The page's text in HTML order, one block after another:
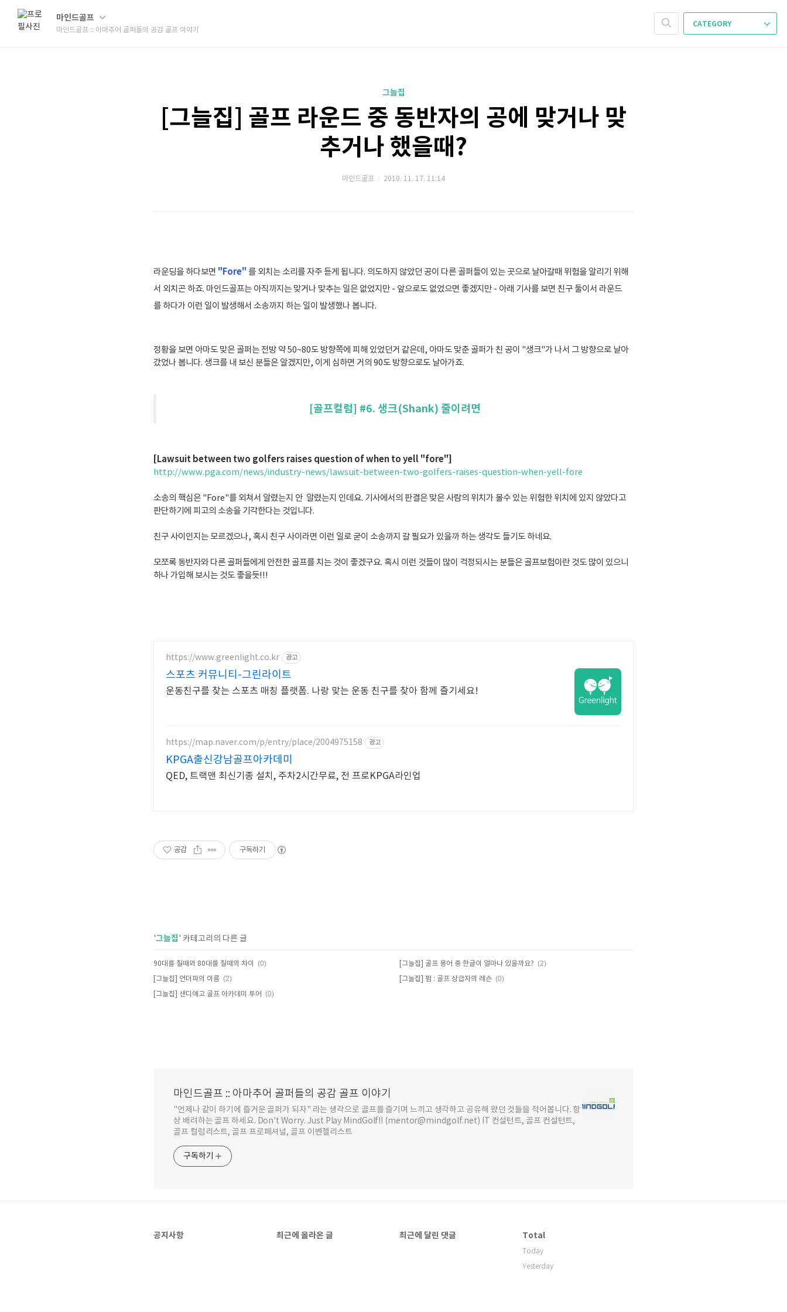
마인드골프
마인드골프 :: 아마추어 골퍼들의 공감 골프 이야기
CATEGORY
그늘집
[그늘집] 골프 라운드 중 동반자의 공에 맞거나 맞
추거나 했을때?
마인드골프 2010. 11. 17. 11:14
라운딩을 하다보면 "Fore" 를 외치는 소리를 자주 듣게 됩니다. 의도하지 않았던 공이 다른 골퍼들이 있는 곳으로 날아갈때 위험을 알리기 위해
서 외치곤 하죠. 마인드골프는 아직까지는 맞거나 맞추는 일은 없었지만 - 앞으로도 없었으면 좋겠지만 - 아래 기사를 보면 친구 둘이서 라운드
를 하다가 이런 일이 발생해서 소송까지 하는 일이 발생했나 봅니다.
정황을 보면 아마도 맞은 골퍼는 전방 약 50~80도 방향쪽에 피해 있었던거 같은데, 아마도 맞춘 골퍼가 친 공이 "생크"가 나서 그 방향으로 날아
갔었나 봅니다. 생크를 내 보신 분들은 알겠지만, 이게 심하면 거의 90도 방향으로도 날아가죠.
[골프컬럼] #6. 생크(Shank) 줄이려면
[Lawsuit between two golfers raises question of when to yell "fore"]
http://www.pga.com/news/industry-news/lawsuit-between-two-golfers-raises-question-when-yell-fore
소송의 핵심은 "Fore"를 외쳐서 알렸는지 안 알렸는지 인데요. 기사에서의 판결은 맞은 사람의 위치가 볼수 있는 위험한 위치에 있지 않았다고
판단하기에 피고의 소송을 기각한다는 것입니다.
친구 사이인지는 모르겠으나, 혹시 친구 사이라면 이런 일로 굳이 소송까지 갈 필요가 있을까 하는 생각도 들기도 하네요.
모쪼록 동반자와 다른 골퍼들에게 안전한 골프를 치는 것이 좋겠구요. 혹시 이런 것들이 많이 걱정되시는 분들은 골프보험이란 것도 많이 있으니
하나 가입해 보시는 것도 좋을듯!!!
https://www.greenlight.co.kr 광고
스포츠 커뮤니티-그린라이트
운동친구를 찾는 스포츠 매칭 플랫폼. 나랑 맞는 운동 친구를 찾아 함께 즐기세요!
https://map.naver.com/p/entry/place/2004975158 광고
KPGA출신강남골프아카데미
QED, 트랙맨 최신기종 설치, 주차2시간무료, 전 프로KPGA라인업
공감 구독하기
'그늘집' 카테고리의 다른 글
90대를 칠때와 80대를 칠때의 차이 (0) [그늘집] 골프 용어 중 한글이 얼마나 있을까요? (2)
[그늘집] 언더파의 이름 (2) [그늘집] 펌 : 골프 상급자의 레슨 (0)
[그늘집] 샌디에고 골프 아카데미 투어 (0)
마인드골프 :: 아마추어 골퍼들의 공감 골프 이야기
"언제나 같이 하기에 즐거운 골퍼가 되자" 라는 생각으로 골프를 즐기며 느끼고 생각하고 공유해 왔던 것들을 적어봅니다. 항
상 배려하는 골프 하세요. Don't Worry. Just Play MindGolf!! (mentor@mindgolf.net) IT 컨설턴트, 골프 컨설턴트,
골프 컬럼리스트, 골프 프로페셔널, 골프 이벤젤리스트
구독하기
공지사항 최근에 올라온 글 최근에 달린 댓글 Total
Today
Yesterday